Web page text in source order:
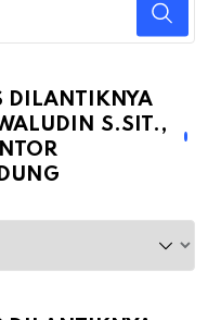
DILANTIKNYA
S.SIT.,